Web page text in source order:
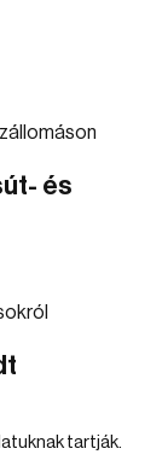
és
tartják.